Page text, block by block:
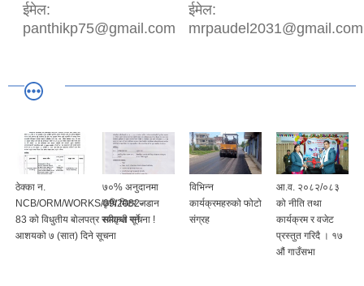
ईमेल:
panthikp75@gmail.com
ईमेल:
mrpaudel2031@gmail.com
ठेक्का न.
NCB/ORM/WORKS/09/2082-
83 को विधुतीय बोलपत्र स्वीकृत गर्ने
आशयको ७ (सात) दिने सूचना
७०% अनुदानमा
कृषि मिटर जडान
सम्वन्धी सूचना !
विभिन्न
कार्यक्रमहरुको फोटो
संग्रह
आ.व. २०८२/०८३
को नीति तथा
कार्यक्रम र वजेट
प्रस्तुत गरिदै । १७
औं गाउँसभा